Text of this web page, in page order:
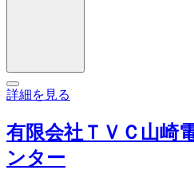
詳細を見る
有限会社ＴＶＣ山崎
ンター